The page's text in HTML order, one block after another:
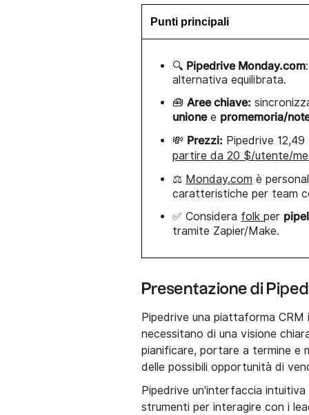
Punti principali
🔍 Pipedrive Monday.com
alternativa equilibrata.
🧰Aree chiave:
unionee promemoria/
💸 Prezzi: Pipedrive
partire da 20 $/utente/
⚖️ Monday.com è
caratteristiche per team
✅ Considera folkper
tramite Zapier/Make.
Presentazione di
Pipedrive una piattaforma
necessitano di una visione
pianificare, portare a termine e
delle possibili opportunità di
Pipedrive un'interfaccia
strumenti per interagire con i